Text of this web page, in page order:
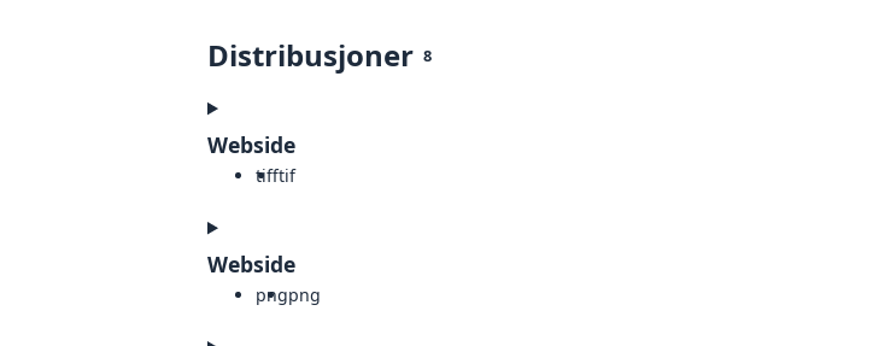
Distribusjoner 8
Webside
tifftif
Webside
pngpng